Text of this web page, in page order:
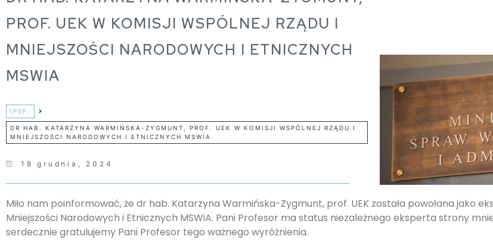
PROF. UEK W KOMISJI WSPÓLNEJ RZĄDU I
MNIEJSZOŚCI NARODOWYCH I ETNICZNYCH
MSWIA
IPSF.
DR HAB. KATARZYNA WARMIŃSKA-ZYGMUNT, PROF. UEK W KOMISJI WSPÓLNEJ RZĄDU I
MNIEJSZOŚCI NARODOWYCH I ETNICZNYCH MSWIA
18 grudnia, 2024
Miło nam poinformować, że dr hab. Katarzyna Warmińska-Zygmunt, prof. UEK została powołana jako
Mniejszości Narodowych i Etnicznych MSWiA. Pani Profesor ma status niezależnego eksperta strony
serdecznie gratulujemy Pani Profesor tego ważnego wyróżnienia.